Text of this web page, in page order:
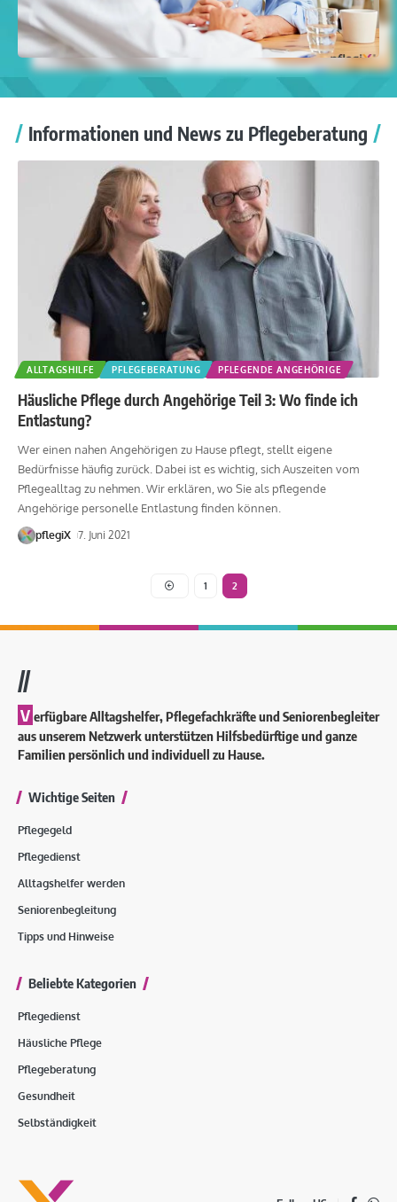
Informationen und News zu Pflegeberatung
ALLTAGSHILFE PFLEGEBERATUNG PFLEGENDE ANGEHÖRIGE
Häusliche Pflege durch Angehörige Teil 3: Wo finde ich
Entlastung?
Wer einen nahen Angehörigen zu Hause pflegt, stellt eigene
Bedürfnisse häufig zurück. Dabei ist es wichtig, sich Auszeiten vom
Pflegealltag zu nehmen. Wir erklären, wo Sie als pflegende
Angehörige personelle Entlastung finden können.
pflegiX 7. Juni 2021
1 2
//
V erfügbare Alltagshelfer, Pflegefachkräfte und Seniorenbegleiter
aus unserem Netzwerk unterstützen Hilfsbedürftige und ganze
Familien persönlich und individuell zu Hause.
Wichtige Seiten
Pflegegeld
Pflegedienst
Alltagshelfer werden
Seniorenbegleitung
Tipps und Hinweise
Beliebte Kategorien
Pflegedienst
Häusliche Pflege
Pflegeberatung
Gesundheit
Selbständigkeit